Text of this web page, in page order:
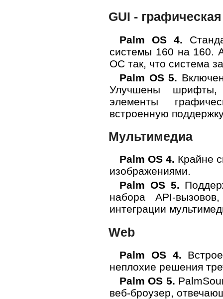
GUI -
Palm OS 4.
системы 160 на 160.
ОС так, что система
Palm OS 5.
Улучшены шрифты,
элементы
встроенную
Мультимедиа
Palm OS 4. Крайне
изображениями.
Palm OS 5.
набора API-
интеграции
Web
Palm OS 4.
неплохие решения
Palm OS 5.
веб-броузер,